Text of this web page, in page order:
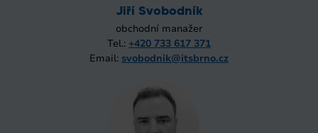
Jiří Svobodník
obchodní manažer
Tel.: +420 733 617 371
Email: svobodnik@itsbrno.cz